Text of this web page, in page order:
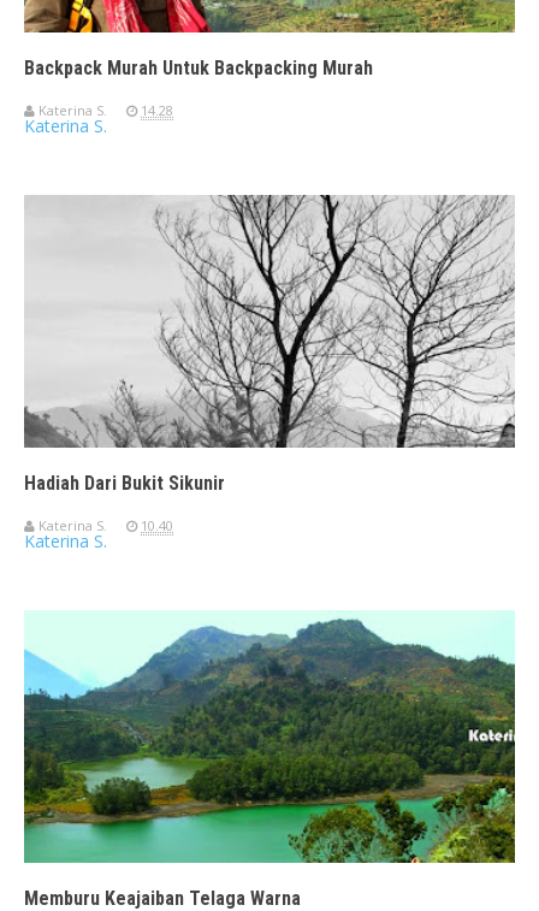
Backpack Murah Untuk Backpacking Murah
Katerina S. 14.28
Katerina S.
Hadiah Dari Bukit Sikunir
Katerina S. 10.40
Katerina S.
Memburu Keajaiban Telaga Warna